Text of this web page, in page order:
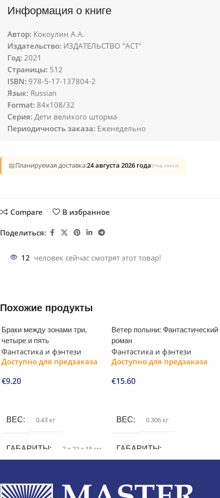
Информация о книге
Автор: Кокоулин А.А.
Издательство: ИЗДАТЕЛЬСТВО "АСТ"
Год: 2021
Страницы: 512
ISBN: 978-5-17-137804-2
Язык: Russian
Format: 84x108/32
Серия: Дети великого шторма
Периодичность заказа: Еженедельно
📅Планируемая доставка:24 августа 2026 года (под заказ)
Compare В избранное
Поделиться:
12 человек сейчас смотрят этот товар!
Похожие продукты
Браки между зонами три,
четыре и пять
Фантастика и фэнтези
Доступно для предзаказа
€9.20
ВЕС 0.43 кг
ГАБАРИТЫ 2 × 22 × 15 см
Ветер полыни: Фантастический
роман
Фантастика и фэнтези
Доступно для предзаказа
€15.60
ВЕС 0.306 кг
ГАБАРИТЫ